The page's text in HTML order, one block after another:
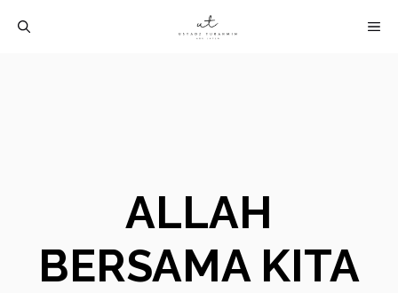
ALLAH
BERSAMA KITA